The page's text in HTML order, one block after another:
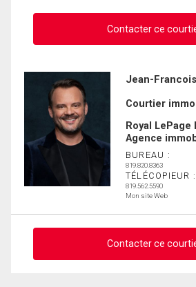
Contacter ce
Demander des infos sur
Prénom
Courriel
Téléphone
Message
Jean-
Courtier
Royal LePage
Agence
BUREAU :
819.820.8363
TÉLÉCOPIEUR :
819.562.5590
Mon site Web
Contacter ce